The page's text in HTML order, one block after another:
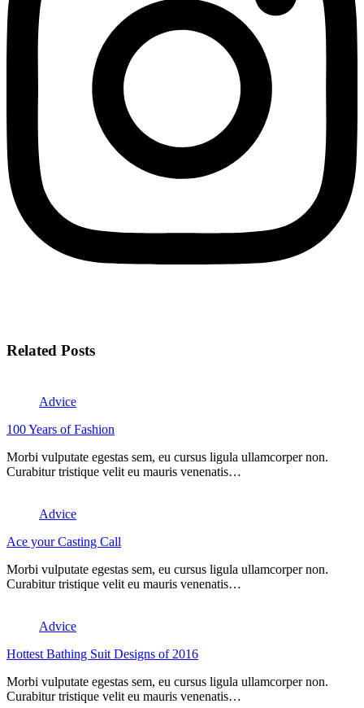
Related Posts
Advice
100 Years of Fashion
Morbi vulputate egestas sem, eu cursus ligula ullamcorper non.
Curabitur tristique velit eu mauris venenatis…
Advice
Ace your Casting Call
Morbi vulputate egestas sem, eu cursus ligula ullamcorper non.
Curabitur tristique velit eu mauris venenatis…
Advice
Hottest Bathing Suit Designs of 2016
Morbi vulputate egestas sem, eu cursus ligula ullamcorper non.
Curabitur tristique velit eu mauris venenatis…